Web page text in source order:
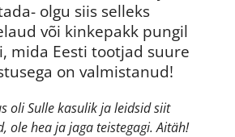
olgu siis selleks
või kinkepakk pungil
mida Eesti tootjad suure
on valmistanud!
oli Sulle kasulik ja leidsid siit
ole hea ja jaga teistegagi. Aitäh!